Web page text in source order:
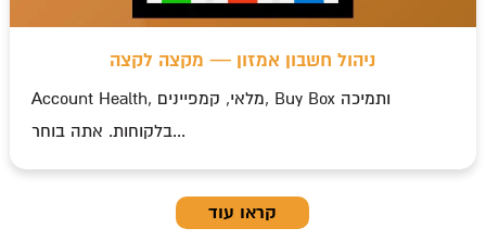
ניהול חשבון אמזון — מקצה לקצה
Account Health, מלאי, קמפיינים, Buy Box ותמיכה
בלקוחות. אתה בוחר...
קראו עוד